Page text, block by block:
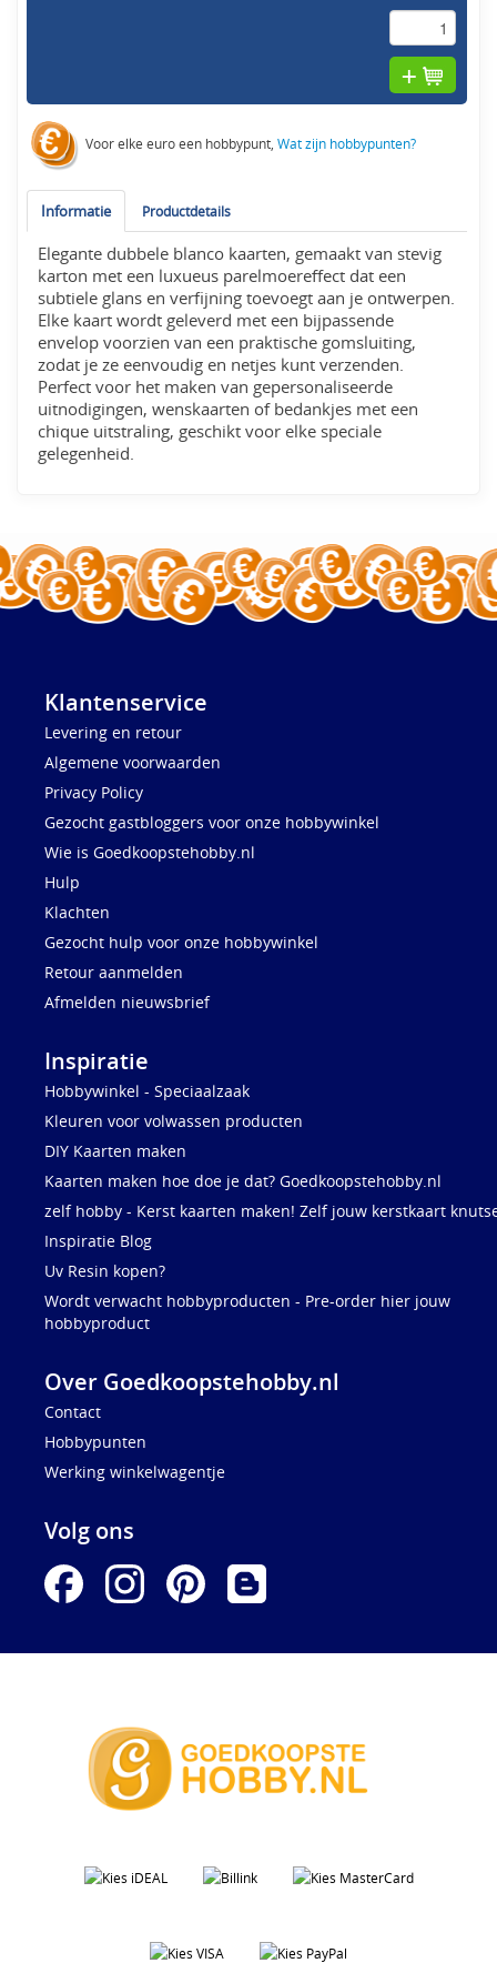
Voor elke euro een hobbypunt,Wat zijn hobbypunten?
Informatie Productdetails
Elegante dubbele blanco kaarten, gemaakt van stevig
karton met een luxueus parelmoereffect dat een
subtiele glans en verfijning toevoegt aan je ontwerpen.
Elke kaart wordt geleverd met een bijpassende
envelop voorzien van een praktische gomsluiting,
zodat je ze eenvoudig en netjes kunt verzenden.
Perfect voor het maken van gepersonaliseerde
uitnodigingen, wenskaarten of bedankjes met een
chique uitstraling, geschikt voor elke speciale
gelegenheid.
Klantenservice
Levering en retour
Algemene voorwaarden
Privacy Policy
Gezocht gastbloggers voor onze hobbywinkel
Wie is Goedkoopstehobby.nl
Hulp
Klachten
Gezocht hulp voor onze hobbywinkel
Retour aanmelden
Afmelden nieuwsbrief
Inspiratie
Hobbywinkel - Speciaalzaak
Kleuren voor volwassen producten
DIY Kaarten maken
Kaarten maken hoe doe je dat? Goedkoopstehobby.nl
zelf hobby - Kerst kaarten maken! Zelf jouw kerstkaart
Inspiratie Blog
Uv Resin kopen?
Wordt verwacht hobbyproducten - Pre-order hier jouw
hobbyproduct
Over Goedkoopstehobby.nl
Contact
Hobbypunten
Werking winkelwagentje
Volg ons